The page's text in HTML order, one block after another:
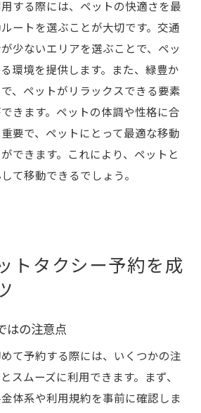
する際には、ペットの快適さを最
ートを選ぶことが大切です。交通
少ないエリアを選ぶことで、ペッ
環境を提供します。また、緑豊か
、ペットがリラックスできる要素
きます。ペットの体調や性格に合
要で、ペットにとって最適な移動
できます。これにより、ペットと
て移動できるでしょう。
トタクシー予約を成
はの注意点
て予約する際には、いくつかの注
スムーズに利用できます。まず、
体系や利用規約を事前に確認しま